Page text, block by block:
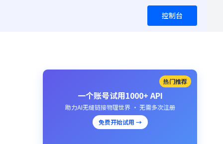
控制台
热门推荐
一个账号试用1000+ API
助力AI无缝链接物理世界 · 无需多次注册
免费开始试用 →